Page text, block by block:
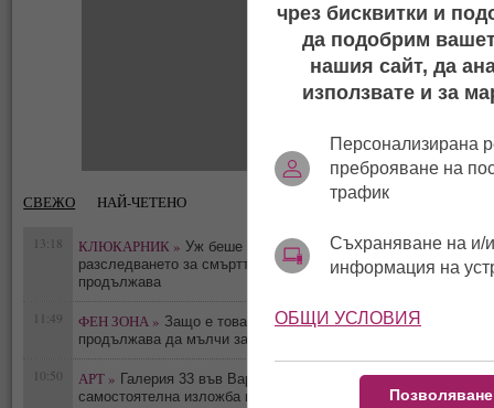
СВЕЖО НАЙ-ЧЕТЕНО
13:18 КЛЮКАРНИК » Уж беше самоубийство -
разследването за смъртта на Тодор Славков
продължава
11:49 ФЕН ЗОНА » Защо е това мълчание: Саня Армутлиева
продължава да мълчи за раздялата с Дара?
10:50 АРТ » Галерия 33 във Варна представя деветата
самостоятелна изложба на Красен Кралев - „Отвъд
0
чрез бисквитки и
да подобрим
нашия сайт, да
използвате и за
Персонализирана
преброяване на
трафик
Съхраняване на и/
информация на
ОБЩИ УСЛОВИЯ